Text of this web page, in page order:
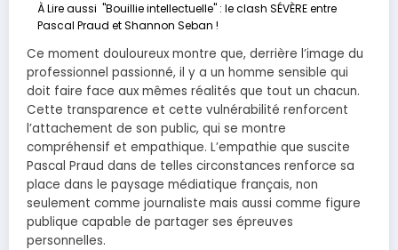
À Lire aussi "Bouillie intellectuelle" : le clash SÉVÈRE entre
Pascal Praud et Shannon Seban !
Ce moment douloureux montre que, derrière l’image du
professionnel passionné, il y a un homme sensible qui
doit faire face aux mêmes réalités que tout un chacun.
Cette transparence et cette vulnérabilité renforcent
l’attachement de son public, qui se montre
compréhensif et empathique. L’empathie que suscite
Pascal Praud dans de telles circonstances renforce sa
place dans le paysage médiatique français, non
seulement comme journaliste mais aussi comme figure
publique capable de partager ses épreuves
personnelles.